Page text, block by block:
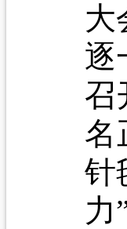
大
逐
召
名
针
力